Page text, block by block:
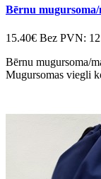
Bērnu
15.40€ Bez PVN:
Bērnu mugursoma/
Mugursomas viegli